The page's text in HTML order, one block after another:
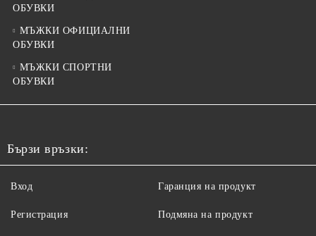
ОБУВКИ
МЪЖКИ ОФИЦИАЛНИ
ОБУВКИ
МЪЖКИ СПОРТНИ
ОБУВКИ
Бързи връзки:
Вход
Регистрация
Гаранция на продукт
Подмяна на продукт